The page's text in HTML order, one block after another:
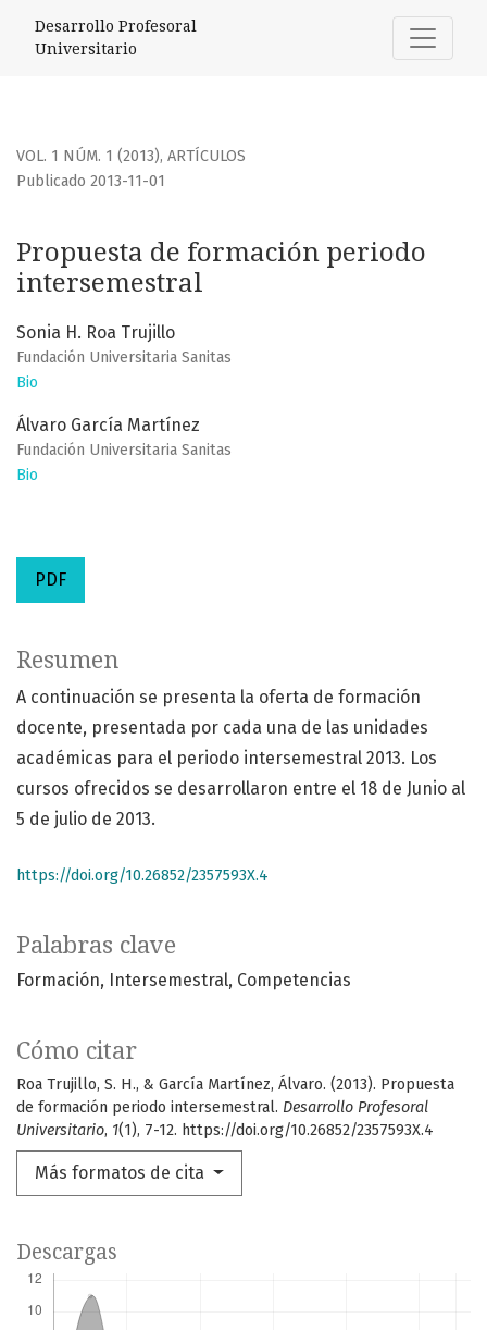
Propuesta de formación periodo intersemestral
Desarrollo Profesoral
Universitario
VOL. 1 NÚM. 1 (2013), ARTÍCULOS
Propuesta de formación periodo
intersemestral
Publicado 2013-11-01
Sonia H. Roa Trujillo
Fundación Universitaria Sanitas
Bio
Álvaro García Martínez
Fundación Universitaria Sanitas
Bio
PDF
Palabras clave
Formación Intersemestral Competencias
Cómo citar
Roa Trujillo, S. H., & García Martínez, Álvaro. (2013). Propuesta
de formación periodo intersemestral. Desarrollo Profesoral
Universitario, 1(1), 7-12. https://doi.org/10.26852/2357593X.4
Más formatos de cita
Resumen
A continuación se presenta la oferta de formación
docente, presentada por cada una de las unidades
académicas para el periodo intersemestral 2013. Los
cursos ofrecidos se desarrollaron entre el 18 de Junio al
5 de julio de 2013.
https://doi.org/10.26852/2357593X.4
Descargas